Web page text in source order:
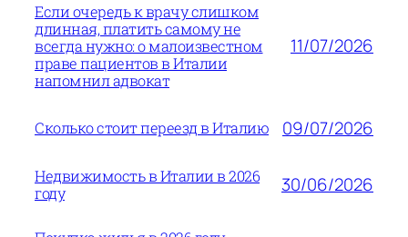
Если очередь к врачу слишком
длинная, платить самому не
всегда нужно: о малоизвестном
праве пациентов в Италии
напомнил адвокат
11/07/2026
Сколько стоит переезд в Италию 09/07/2026
Недвижимость в Италии в 2026
году
30/06/2026